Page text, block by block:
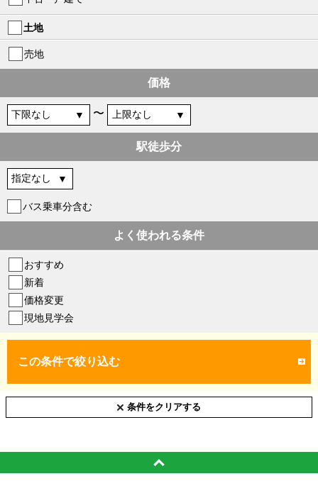
土地
売地
価格
〜
駅徒歩分
バス乗車分含む
よく使われる条件
おすすめ
新着
価格変更
現地見学会
この条件で絞り込む
条件をクリアする